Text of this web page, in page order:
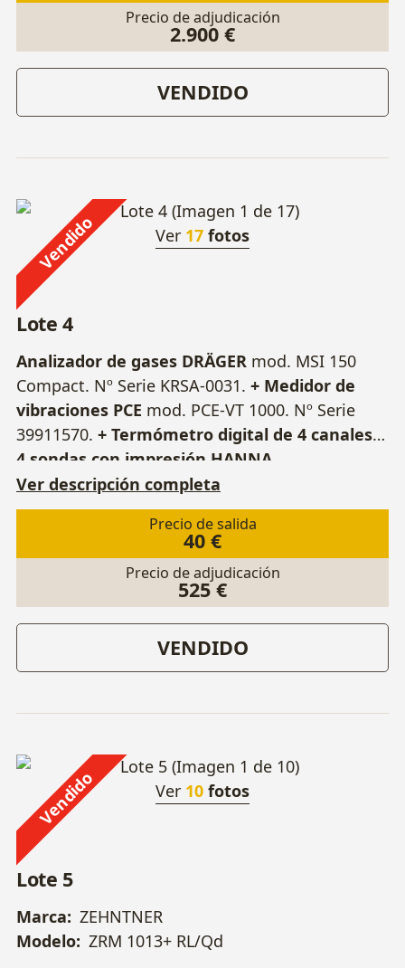
Precio de adjudicación
2.900 €
VENDIDO
Vendido Ver 17 fotos
Lote 4
Analizador de gases DRÄGER mod. MSI 150
Compact. Nº Serie KRSA-0031. + Medidor de
vibraciones PCE mod. PCE-VT 1000. Nº Serie
39911570. + Termómetro digital de 4 canales y
4 sondas con impresión HANNA
INSTRUMENTSmod. HI 92704C.
Ver descripción completa
Precio de salida
40 €
Precio de adjudicación
525 €
VENDIDO
Vendido Ver 10 fotos
Lote 5
Marca: ZEHNTNER
Modelo: ZRM 1013+ RL/Qd